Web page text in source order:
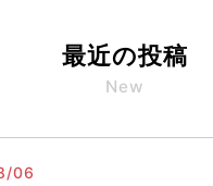
最近の投稿
New
06